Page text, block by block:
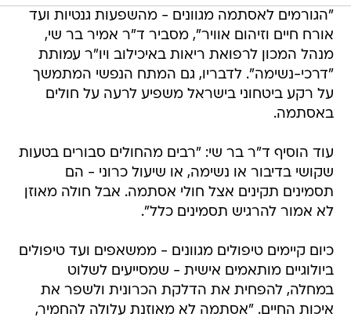
"הגורמים לאסתמה מגוונים - מהשפעות גנטיות ועד
אורח חיים וזיהום אוויר", מסביר ד"ר אמיר בר שי,
מנהל המכון לרפואת ריאות באיכילוב ויו"ר עמותת
"דרכי-נשימה". לדבריו, גם המתח הנפשי המתמשך
על רקע ביטחוני בישראל משפיע לרעה על חולים
באסתמה.
עוד הוסיף ד"ר בר שי: "רבים מהחולים סבורים בטעות
שקושי בדיבור או נשימה, או שיעול כרוני - הם
תסמינים תקינים אצל חולי אסתמה. אבל חולה מאוזן
לא אמור להרגיש תסמינים כלל".
כיום קיימים טיפולים מגוונים - ממשאפים ועד טיפולים
ביולוגיים מותאמים אישית - שמסייעים לשלוט
במחלה, להפחית את הדלקת הכרונית ולשפר את
איכות החיים. "אסתמה לא מאוזנת עלולה להחמיר,